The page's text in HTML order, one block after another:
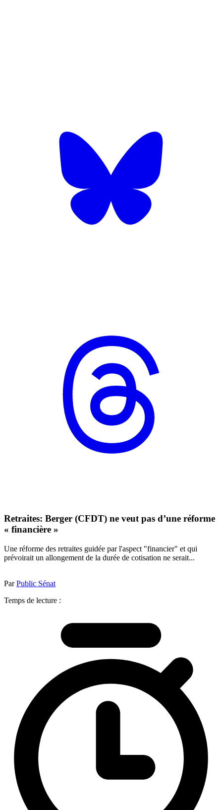
Retraites: Berger (CFDT) ne veut pas d’une réforme
« financière »
Une réforme des retraites guidée par l'aspect "financier" et qui
prévoirait un allongement de la durée de cotisation ne serait...
ParPublic Sénat
Temps de lecture :